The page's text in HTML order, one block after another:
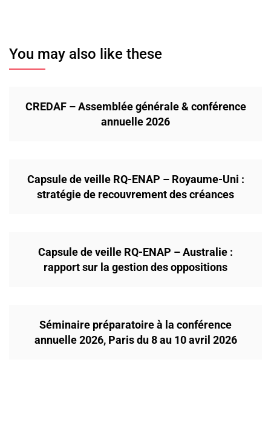
You may also like these
CREDAF – Assemblée générale & conférence
annuelle 2026
Capsule de veille RQ-ENAP – Royaume-Uni :
stratégie de recouvrement des créances
Capsule de veille RQ-ENAP – Australie :
rapport sur la gestion des oppositions
Séminaire préparatoire à la conférence
annuelle 2026, Paris du 8 au 10 avril 2026